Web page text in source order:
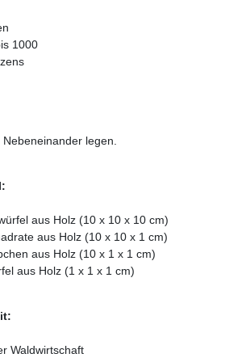
1000
legen.
aus Holz (10 x 10 x 10 cm)
aus Holz (10 x 10 x 1 cm)
aus Holz (10 x 1 x 1 cm)
aus Holz (1 x 1 x 1 cm)
Waldwirtschaft